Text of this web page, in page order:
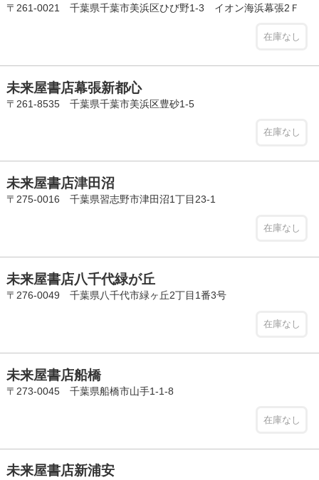
〒261-0021 千葉県千葉市美浜区ひび野1-3 イオン海浜幕張2Ｆ
在庫なし
未来屋書店幕張新都心
〒261-8535 千葉県千葉市美浜区豊砂1-5
在庫なし
未来屋書店津田沼
〒275-0016 千葉県習志野市津田沼1丁目23-1
在庫なし
未来屋書店八千代緑が丘
〒276-0049 千葉県八千代市緑ヶ丘2丁目1番3号
在庫なし
未来屋書店船橋
〒273-0045 千葉県船橋市山手1-1-8
在庫なし
未来屋書店新浦安